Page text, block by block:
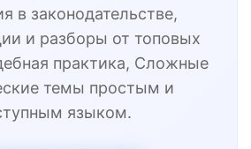
в законодательстве,
и разборы от топовых
практика, Сложные
темы простым и
языком.